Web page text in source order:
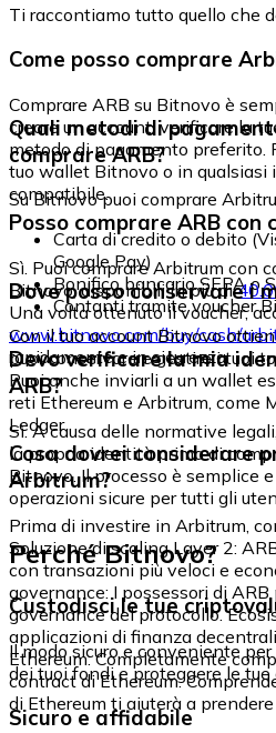
Ti raccontiamo tutto quello che
Come posso comprare
Comprare ARB su Bitnovo è
creare un account, verificare la
metodo di pagamento preferito.
tuo wallet Bitnovo o in qualsiasi
compatibile.
Quali metodi di
comprare ARB?
Su Bitnovo puoi comprare
Carta di credito o debito
Google Pay)
Bonifico bancario SEPA o
Contanti tramite voucher
Posso comprare ARB con
Sì. Puoi comprare Arbitrum con
Bitnovo, disponibili in più di
Una volta ottenuto il voucher,
www.bitnovo.com/buy/cash/
rapidamente e in sicurezza.
Dove posso conservare i
Con il tuo account Bitnovo
puoi conservare e gestire i tuoi
Puoi anche inviarli a un wallet
reti Ethereum e Arbitrum, come
Ledger.
Devo verificare la mia
ARB?
Sì. A causa delle normative
la propria identità prima di
Bitnovo. Il processo è semplice
operazioni sicure per tutti gli
Cosa dovrei considerare
Arbitrum?
Prima di investire in Arbitrum,
Soluzione di scaling Layer 2:
con transazioni più veloci e
governance: I possessori di
governance del protocollo.
applicazioni di finanza
Ethereum: Completamente
contract di Ethereum.
di Ethereum ti aiuterà a
Perché Bitnovo?
Custodisci le tue
Il modo sicuro e conveniente
dei tuoi fondi e proteggere le
Sicuro e affidabile